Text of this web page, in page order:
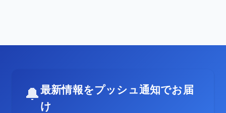
🔔最新情報をプッシュ通知でお届
け